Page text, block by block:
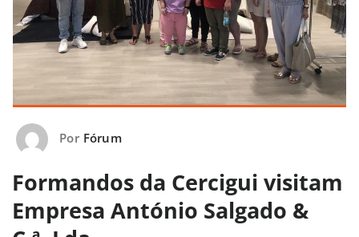
Por Fórum
Formandos da Cercigui visitam
Empresa António Salgado &